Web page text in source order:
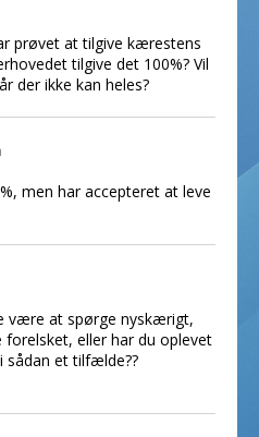
prøvet at tilgive kærestens
tilgive det 100%? Vil
der ikke kan heles?
men har accepteret at leve
være at spørge nyskærigt,
eller har du oplevet
sådan et tilfælde??